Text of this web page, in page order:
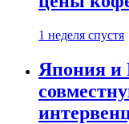
1 неделя спустя
Япония и